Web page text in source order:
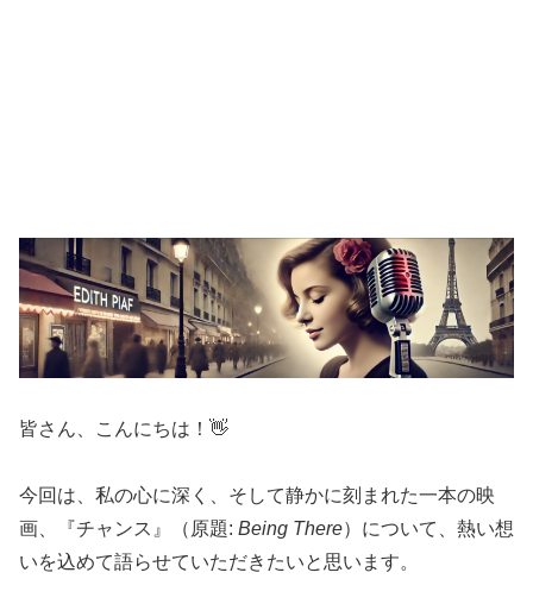
皆さん、こんにちは！👋
今回は、私の心に深く、そして静かに刻まれた一本の映
画、『チャンス』（原題: Being There）について、熱い想
いを込めて語らせていただきたいと思います。